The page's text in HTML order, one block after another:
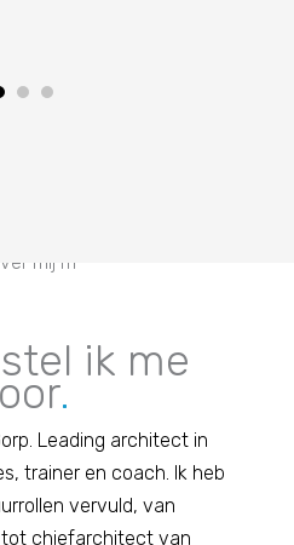
ik me
.
Leading architect in
trainer en coach. Ik heb
vervuld, van
chiefarchitect van